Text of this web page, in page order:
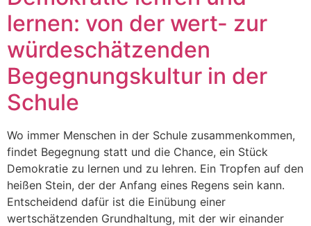
lernen: von der wert- zur
würdeschätzenden
Begegnungskultur in der
Schule
Wo immer Menschen in der Schule zusammenkommen,
findet Begegnung statt und die Chance, ein Stück
Demokratie zu lernen und zu lehren. Ein Tropfen auf den
heißen Stein, der der Anfang eines Regens sein kann.
Entscheidend dafür ist die Einübung einer
wertschätzenden Grundhaltung, mit der wir einander